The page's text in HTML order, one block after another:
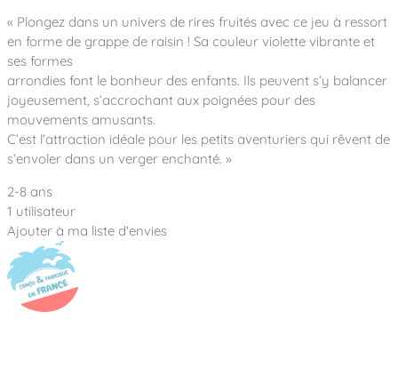
Notre partenariat avec l’association Rêves de clown
Nos Garanties
Notre concept
Notre entreprise
Notre équipe
Nous rejoindre
Tous nos jeux
Jeux inclusifs
Jeux recyclés
Nos univers
Sport & Fitness Sport&Co®
Agrès fitness
Parcours de santé
Stadium Arena
Street workout
Surfpark
Équipements sportifs
Mobilier & accessoires
Mobilier urbain
Accessoires ludiques
Nos clients
Collectivités
Établissements scolaires
Architectes, Paysagistes-concepteurs
Camping et résidences de vacances
Notre expertise
Des aires intergénérationnelles de
Des aires de jeux pour tous les enfants
L’éco-conception de nos jeux
La végétalisation des cours d’école
Nos matériaux
Réalisations
Contact
Les questions fréquentes
« Plongez dans un univers de rires fruités avec ce jeu à ressort
en forme de grappe de raisin ! Sa couleur violette vibrante et
ses formes
arrondies font le bonheur des enfants. Ils peuvent s’y balancer
joyeusement, s’accrochant aux poignées pour des
mouvements amusants.
C’est l’attraction idéale pour les petits aventuriers qui rêvent de
s’envoler dans un verger enchanté. »
2-8 ans
1 utilisateur
Ajouter à ma liste d'envies